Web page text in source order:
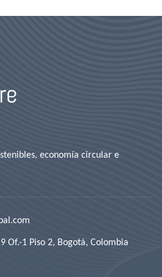
economía circular e
Of.-1 Piso 2, Bogotá, Colombia